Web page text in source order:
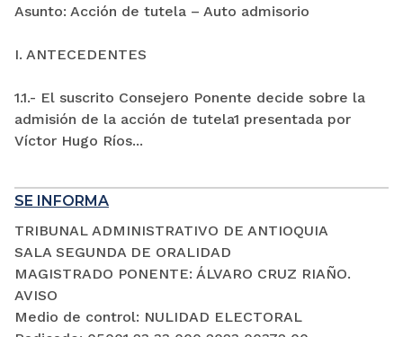
Asunto: Acción de tutela – Auto admisorio
I. ANTECEDENTES
1.1.- El suscrito Consejero Ponente decide sobre la
admisión de la acción de tutela1 presentada por
Víctor Hugo Ríos...
SE INFORMA
TRIBUNAL ADMINISTRATIVO DE ANTIOQUIA
SALA SEGUNDA DE ORALIDAD
MAGISTRADO PONENTE: ÁLVARO CRUZ RIAÑO.
AVISO
Medio de control: NULIDAD ELECTORAL